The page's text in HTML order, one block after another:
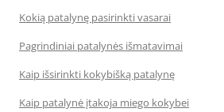
Kokią patalynę pasirinkti vasarai
Pagrindiniai patalynės išmatavimai
Kaip išsirinkti kokybišką patalynę
Kaip patalynė įtakoja miego kokybei